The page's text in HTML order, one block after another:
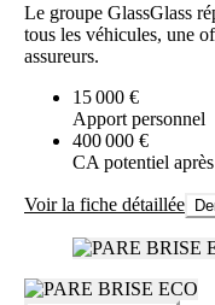
Le groupe GlassGlass
tous les véhicules, une
assureurs.
15 000 €
Apport personnel
400 000 €
CA potentiel
Voir la fiche détaillée